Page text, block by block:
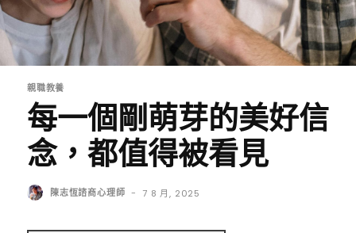
親職教養
每一個剛萌芽的美好信
念，都值得被看見
陳志恆諮商心理師 - 7 8 月, 2025